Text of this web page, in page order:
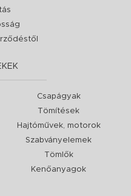
Csapágyak
Tömítések
Hajtóművek, motorok
Szabványelemek
Tömlők
Kenőanyagok